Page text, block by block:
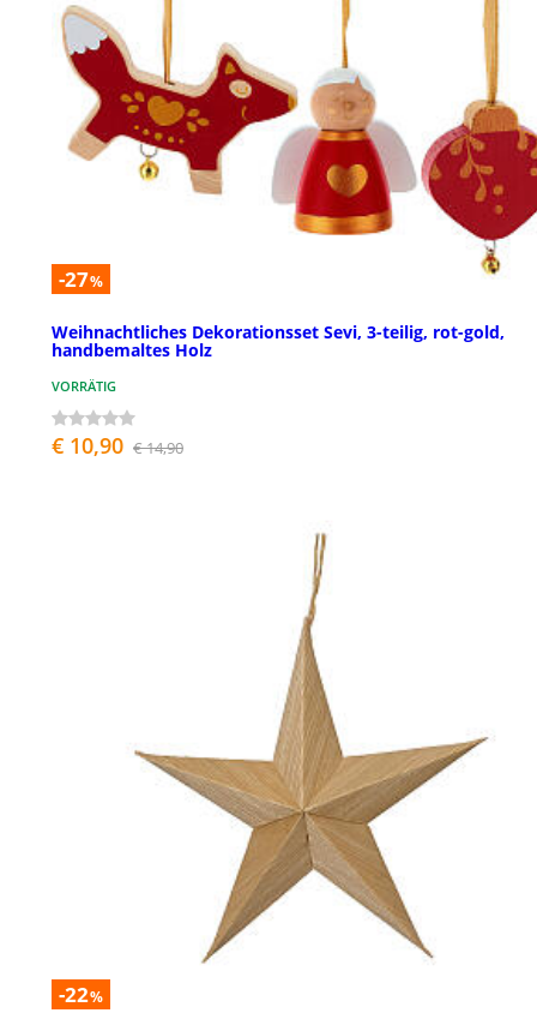
-27%
Weihnachtliches Dekorationsset Sevi, 3-teilig, rot-gold,
handbemaltes Holz
VORRÄTIG
€ 10,90 € 14,90
-22%